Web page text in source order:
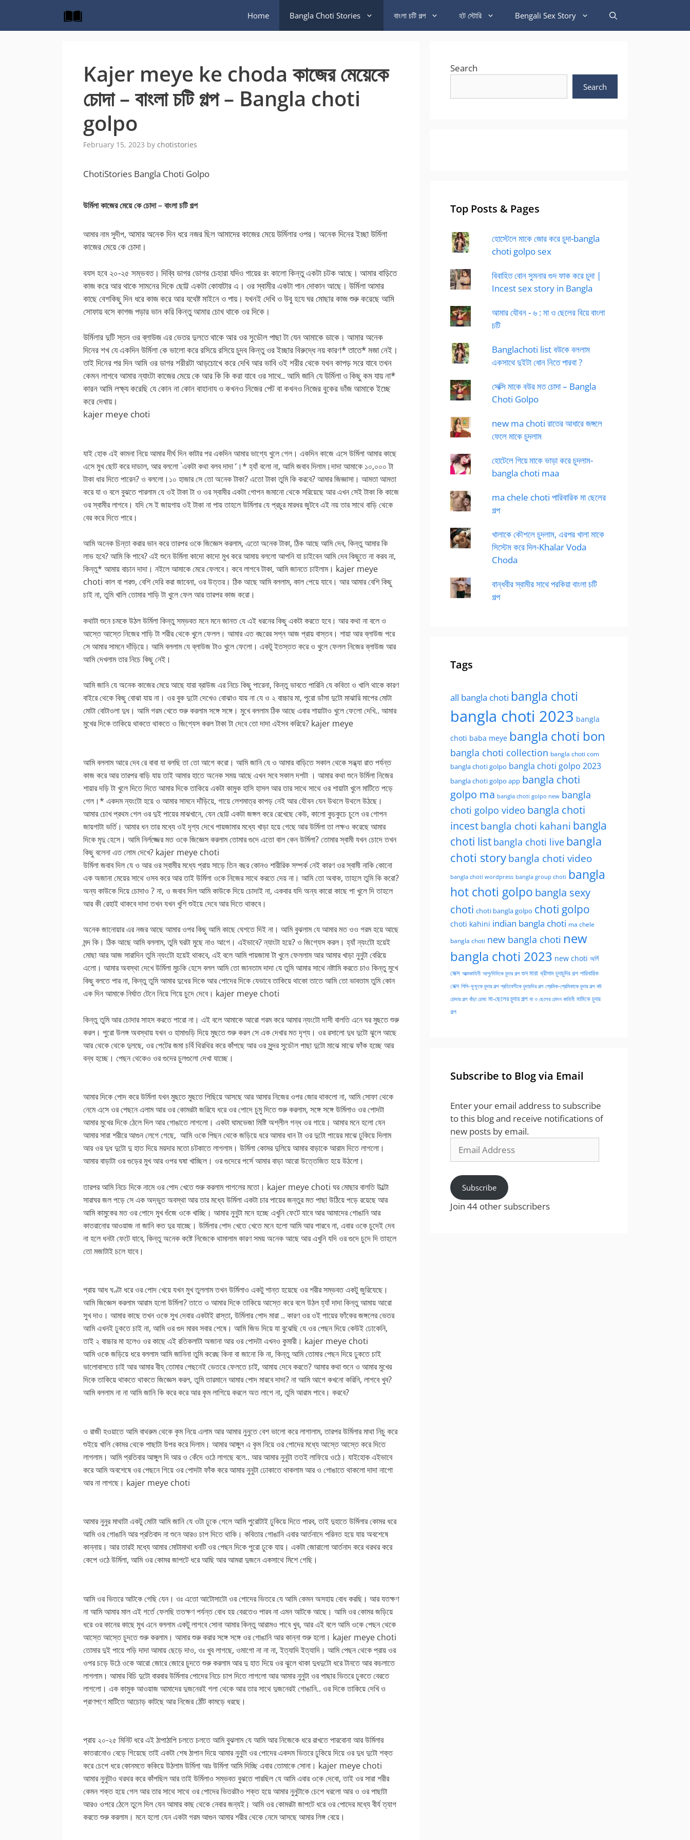
content
Home Bangla Choti Stories বাংলা চটি গল্প হট স্টোরি Bengali Sex Story
Kajer meye ke choda কাজের মেয়েকে
চোদা – বাংলা চটি গল্প – Bangla choti
golpo
February 15, 2023 by chotistories
ChotiStories Bangla Choti Golpo
উর্মিলা কাজের মেয়ে কে চোদা – বাংলা চটি গল্প
আমার নাম সুদীপ, আমার অনেক দিন ধরে নজর ছিল আমাদের কাজের মেয়ে উর্মিলার ওপর। অনেক দিনের ইচ্ছা উর্মিলা
কাজের মেয়ে কে চোদা।
বযস হবে ২০-২৫ সম্ভবত। দিব্বি ডাগর ডোগর চেহারা যদিও গায়ের রং কালো কিন্তু একটা চটক আছে। আমার বাড়িতে
কাজ করে আর থাকে সামনের দিকে ছোট্ট একটা কোযাটার এ। ওর স্বামীর একটা পান দোকান আছে। উর্মিলা আমার
কাছে বেশকিছু দিন ধরে কাজ করে আর যথেষ্ট মাইনে ও পায়। যখনই দেখি ও উবু হযে ঘর মোছার কাজ শুরু করেছে আমি
সোফায় বসে কাগজ পড়ার ভান করি কিন্তু আমার চোখ থাকে ওর দিকে।
উর্মিলার দুটি স্তন ওর ব্লাউজ এর ভেতর দুলতে থাকে আর ওর সুডৌল পাছা টা যেন আমাকে ডাকে। আমার অনেক
দিনের শখ যে একদিন উর্মিলা কে ভালো করে রসিয়ে রসিয়ে চুদব কিন্তু ওর ইচ্ছার বিরুদ্ধে নয় কারণ* তাতে* মজা নেই।
তাই দিনের পর দিন আমি ওর ডাগর শরীরটা আড়চোখে করে দেখি আর ভাবি ওই শরীর থেকে যখন কাপড় সরে যাবে তখন
কেমন লাগবে আমার ন্যাংটা কাজের মেয়ে কে আর কি কি করা যাবে ওর সাথে.. আমি জানি যে উর্মিলা ও কিছু কম যায় না*
কারন আমি লক্ষ্য করেছি যে কোন না কোন বাহানায ও কখনও নিজের পেট বা কখনও নিজের বুকের ভাঁজ আমাকে ইচ্ছে
করে দেখায়।
kajer meye choti
যাই হোক এই কামনা নিয়ে আমার দীর্ঘ দিন কাটার পর একদিন আমার ভাগ্যে খুলে গেল। একদিন কাজে এসে উর্মিলা আমার কাছে
এসে মুখ ছোট করে দাডাল, আর বললো `একটা কথা বলব দাদা ‘।* হ্যাঁ বলো না, আমি জবাব দিলাম।দাদা আমাকে ১০,০০০ টা
টাকা ধার দিতে পারেন? ও বললো।১০ হাজার সে তো অনেক টাকা? এতো টাকা তুমি কি করবে? আমার জিজ্ঞাসা। আমতা আমতা
করে যা ও বলে বুঝতে পারলাম যে ওই টাকা টা ও ওর স্বামীর একটা গোপন জমানো থেকে সরিয়েছে আর এখন সেই টাকা কি কাজে
ওর স্বামীর লাগবে। যদি সে ই জায়গায় ওই টাকা না পায় তাহলে উর্মিলার যে প্রচুর মারধর জুটবে এই নয় তার সাথে বাড়ি থেকে
বের করে দিতে পারে।
আমি অনেক চিন্তা করার ভান করে তারপর ওকে জিজ্ঞেস করলাম, এতো অনেক টাকা, ঠিক আছে আমি দেব, কিন্তু আমার কি
লাভ হবে? আমি কি পাবে? এই শুনে উর্মিলা কাদো কাদো মুখ করে আমায় বললো আপনি যা চাইবেন আমি দেব কিছুতে না করব না,
কিন্তু* আমায় বাচান দাদা। নইলে আমাকে মেরে ফেলবে। কবে লাগবে টাকা, আমি জানতে চাইলাম। kajer meye
choti কাল বা পরশু, বেশি দেরি করা জাবেনা, ওর উত্তর। ঠিক আছে আমি বললাম, কাল পেয়ে যাবে। আর আমার বেশি কিছু
চাই না, তুমি খালি তোমার শাড়ি টা খুলে ফেল আর তারপর কাজ করো।
কথাটা শুনে চমকে উঠল উর্মিলা কিন্তু সম্ভবত মনে মনে জানত যে এই ধরনের কিছু একটা করতে হবে। আর কথা না বলে ও
আস্তে আস্তে নিজের শাড়ি টা শরীর থেকে খুলে ফেলল। আমার এত বছরের সপ্ন আজ প্রায় বাস্তব। শায়া আর ব্লাউজ পরে
সে আমার সামনে দাঁড়িয়ে। আমি বললাম যে ব্লাউজ টাও খুলে ফেলো। একটু ইতস্তত করে ও খুলে ফেলল নিজের ব্লাউজ আর
আমি দেখলাম তার নিচে কিছু নেই।
আমি জানি যে অনেক কাজের মেয়ে আছে যারা ব্রাউজ এর নিচে কিছু পারেনা, কিন্তু ভাবতে পারিনি যে কবিতা ও খালি থাকে কারণ
বাইরে থেকে কিছু বোঝা যায় না। ওর বুক দুটো দেখেও বোঝাও যায় না যে ও ২ বাচ্চার মা, পুরো ডাঁসা দুটো মাঝারি মাপের মোটা
মোটা বোটাওলা দুধ। আমি গরম খেতে শুরু করলাম সঙ্গে সঙ্গে। মুখে বললাম ঠিক আছে এবার শায়াটাও খুলে ফেলো দেখি.. আমার
মুখের দিকে তাকিয়ে থাকতে থাকতে ও জিগ্যেস করল টাকা টা দেবে তো দাদা এইসব করিয়ে? kajer meye
আমি বললাম আরে দেব রে বাবা যা বলছি তা তো আগে করো। আমি জানি যে ও আমার বাড়িতে সকাল থেকে সন্ধ্যা রাত পর্যন্ত
কাজ করে আর তারপর বাড়ি যায় তাই আমার হাতে অনেক সময় আছে এখন সবে সকাল দশটা । আমার কথা শুনে উর্মিলা নিজের
শায়ার দড়ি টা খুলে দিতে দিতে আমার দিকে তাকিয়ে একটা কামুক হাসি হাসল আর তার সাথে সাথে ওর শায়াটা খুলে মাটিতে পড়ে
গেল।* একদম ন্যংটো হয়ে ও আমার সামনে দাঁড়িয়ে, গায়ে লেশমাত্র কাপড় নেই আর যৌবন যেন উথলে উথলে উঠছে।
আমার চোখ প্রথম গেল ওর দুই পায়ের মাঝখানে, যেন ছোট্ট একটা জঙ্গল করে রেখেছে কেউ, কালো কুচকুচে চুলে ওর গোপন
জায়গাটা ভর্তি। আমার ধন তার মধ্যে ওই দৃশ্য দেখে পায়জামার মধ্যে খাড়া হয়ে গেছে আর উর্মিলা তা লক্ষও করেছে আমার
দিকে মৃদু হেসে। আমি নির্লজ্জের মত ওকে জিজ্ঞেস করলাম তোমার গুদে এতো বাল কেন উর্মিলা? তোমার স্বামী যখন চোদে তখন
কিছু বলেনা এত লোম দেখে? kajer meye choti
উর্মিলা জবাব দিল যে ও আর ওর স্বামীর মধ্যে প্রায় সাড়ে তিন বছর কোনও শারীরিক সম্পর্ক নেই কারণ ওর স্বামী নাকি কোনো
এক অজানা মেয়ের সাথে ওসব করে আর তাই উর্মিলা ওকে নিজের সাথে করতে দেয় না। আমি তো অবাক, তাহলে তুমি কি করো?
অন্য কাউকে দিয়ে চোদাও ? না, ও জবাব দিল আমি কাউকে দিয়ে চোদাই না, একবার যদি অন্য কারো কাছে পা খুলে দি তাহলে
আর কী রেহাই থাকবে দাদা তখন যখন খুশি শুইয়ে দেবে আর দিতে থাকবে।
অনেক জানোয়ার এর নজর আছে আমার ওপর কিছু আমি কাছে ঘেশতে দিই না। আমি বুঝলাম যে আমার মত ওও গরম হয়ে আছে
মন্দ কি। ঠিক আছে আমি বললাম, তুমি ঘরটা মুছে নাও আগে। এইভাবে? ন্যাংটা হয়ে? ও জিগ্যেস করল। হ্যাঁ ন্যংটো হয়েই
মোছা আর আজ সারাদিন তুমি ন্যংটো হয়েই থাকবে, এই বলে আমি পায়জামা টা খুলে ফেললাম আর আমার খাড়া নুনুটা বেরিয়ে
এলো। আমার অবস্থা দেখে উর্মিলা মুচকি হেসে বলল আমি তো জানতাম দাদা যে তুমি আমার সাথে নষ্টামি করতে চাও কিন্তু মুখে
কিছু বলতে পার না, কিন্তু তুমি আমার দুধের দিকে আর পোদের দিকে যেভাবে তাকিয়ে থাকো তাতে আমি তো ভাবতাম তুমি কোন
এক দিন আমাকে নির্ঘাত টেনে নিয়ে গিয়ে চুদে দেবে। kajer meye choti
কিন্তু তুমি আর চোদার সাহস করতে পারো না। এই বলে আমাকে আরো গরম করে আমার ন্যংটো দাসী বালতি এনে ঘর মুছতে শুরু
করল। পুরো উলঙ্গ অবস্থায় যখন ও হামাগুড়ি দিয়ে মুছতে শুরু করল সে এক দেখার মত দৃশ্য। ওর রসালো দুধ দুটো ঝুলে আছে
আর থেকে থেকে দুলছে, ওর পেটের জমা চর্বি থিরথির করে কাঁপছে আর ওর সুন্দর সুডৌল পাছা দুটো মাঝে মাঝে ফাঁক হচ্ছে আর
বন্ধ হচ্ছে। পেছন থেকেও ওর গুদের চুলগুলো দেখা যাচ্ছে।
আমার দিকে পোদ করে উর্মিলা যখন মুছতে মুছতে পিছিয়ে আসছে আর আমার নিজের ওপর জোর থাকলো না, আমি সোফা থেকে
নেমে এসে ওর পেছনে এলাম আর ওর কোমরটা জরিযে ধরে ওর পোদে চুমু দিতে শুরু করলাম, সঙ্গে সঙ্গে উর্মিলাও ওর পোদটা
আমার মুখের দিকে ঠেলে দিল আর গোঙাতে লাগলো। একটা ঘামভেজা মিষ্টি অশ্লীল গন্ধ ওর গায়ে। আমার মনে হলো যেন
আমার সারা শরীরে আগুন লেগে গেছে, আমি ওকে পিছন থেকে জড়িয়ে ধরে আমার ধান টা ওর দুটো পায়ের মাঝে ঢুকিয়ে দিলাম
আর ওর দুধ দুটো দু হাত দিয়ে ময়দার মতো চটকাতে লাগলাম। উর্মিলা কোমর দুলিয়ে আমার বাড়াকে আরাম দিতে লাগলো।
আমার বাড়াটা ওর গুড়ের মুখ আর ওপর ঘষা খাচ্ছিল। ওর গুদেরে পর্সে আমার বাড়া আরো উত্তেজিত হয়ে উঠলো।
তারপর আমি নিচে দিকে নামে ওর পোদ খেতে শুরু করলাম পাগলের মতো। kajer meye choti ঘর মোছার বালতি উল্টো
সারাঘর জল পড়ে সে এক অদ্ভুত অবস্থা আর তার মধ্যে উর্মিলা একটা চার পায়ের জন্তুর মত পাছা উঠিয়ে পড়ে রয়েছে আর
আমি কামুকের মত ওর পোদে মুখ গুঁজে ওকে খাচ্ছি। আমার নুনুটা মনে হচ্ছে এখুনি ফেটে যাবে আর আমাদের গোঙানি আর
কাতরানোর আওয়াজ না জানি কত দুর যাচ্ছে। উর্মিলার পোদ খেতে খেতে মনে হলো আমি আর পারবে না, এবার ওকে চুদেই দেব
না হলে ধনটা ফেটে যাবে, কিন্তু অনেক কষ্টে নিজেকে থামালাম কারণ সময় অনেক আছে আর এখুনি যদি ওর গুদে চুদে দি তাহলে
তো মজাটাই চলে যাবে।
প্রায় আধ ঘণ্টা ধরে ওর পোদ খেয়ে যখন মুখ তুললাম তখন উর্মিলাও একটু শান্ত হয়েছে ওর শরীর সম্ভবত একটু জুরিযেছে।
আমি জিজ্ঞেস করলাম আরাম হলো উর্মিলা? তাতে ও আমার দিকে তাকিয়ে আস্তে করে বলে উঠল হ্যাঁ দাদা কিন্তু আমায় আরো
সুখ দাও। আমার কাছে তখন ওকে সুখ দেবার একটাই রাস্তা, উর্মিলার পোদ মারা .. কারণ ওর ওই পায়ের ফাঁকের জঙ্গলের ভেতর
আমি এখনই ঢুকতে চাই না, আমি ওর গুদ মারব সবার শেষে। আমি জিভ দিয়ে যা বুঝেছি যে ওর পেছন দিয়ে কেউই ঢোকেনি,
তাই ২ বাচ্চার মা হলেও ওর কাছে এই রতিকলাটা অজানা আর ওর পোদটা এখনও কুমারী। kajer meye choti
আমি ওকে জড়িয়ে ধরে বললাম আমি জানিনা তুমি করেছ কিনা বা জানো কি না, কিন্তু আমি তোমার পেছন দিয়ে ঢুকতে চাই
ভালোবাসতে চাই আর আমার বীয্ তোমার পেছনেই ভেতরে ফেলতে চাই, আমায় দেবে করতে? আমার কথা শুনে ও আমার মুখের
দিকে তাকিয়ে থাকতে থাকতে জিজ্ঞেস করল, তুমি তারমানে আমার পোদ মারবে দাদা? না আমি আগে কখনো করিনি, লাগবে খুব?
আমি বললাম না না আমি জানি কি করে করে আর কৃম লাগিয়ে করলে অত লাগে না, তুমি আরাম পাবে। করবে?
ও রাজী হওয়াতে আমি বাথরুম থেকে কৃম নিয়ে এলাম আর আমার নুনুতে বেশ ভালো করে লাগালাম, তারপর উর্মিলার মাথা নিচু করে
শুইয়ে খালি কোমর থেকে পাছাটা উপর করে দিলাম। আমার আঙ্গুল এ কৃম নিয়ে ওর পোদের মধ্যে আস্তে আস্তে করে দিতে
লাগলাম। আমি প্রতিবার আঙ্গুল দি আর ও কেঁদে ওঠে লাগছে বলে.. আর আমার নুনুটা ততই লাফিয়ে ওঠে। যাইহোক এইভাবে
করে আমি অবশেষে ওর পেছনে গিয়ে ওর পোদটা ফাঁক করে আমার নুনুটা ঢোকাতে থাকলাম আর ও গোঙাতে থাকলো দাদা নাগো
আর না লাগছে। kajer meye choti
আমার নুনুর মাথাটা একটু মোটা আমি জানি যে ওটা ঢুকে গেলে আমি পুরোটাই ঢুকিয়ে দিতে পারব, তাই দুহাতে উর্মিলার কোমর ধরে
আমি ওর গোঙানি আর প্রতিবাদ না শুনে আরও চাপ দিতে থাকি। কবিতার গোঙানি এবার আর্তনাদে পরিনত হয়ে যায় অবশেষে
কান্নায়। আর তারই মধ্যে আমার মোটামাথা ধনটি ওর পেছন দিকে পুরো ঢুকে যায়। একটা জোরালো আর্তনাদ করে থরথর করে
কেপে ওঠে উর্মিলা, আমি ওর কোমর জাপটে ধরে আছি আর আমরা দুজনে একসাথে মিশে গেছি।
আমি ওর ভিতরে আটকে গেছি যেন। ওঃ এতো আটোসাটো ওর পোদের ভিতরে যে আমি কেমন অসহায় বোধ করছি। আর যতক্ষণ
না আমি আমার মাল এই গর্তে ফেলছি ততক্ষণ পর্যন্ত বোধ হয় বেরতেও পারব না এমন আটকে আছে। আমি ওর কোমর জড়িয়ে
ধরে ওর কানের কাছে মুখ এনে বললাম একটু লাগবে সোনা আমার কিন্তু আরামও পাবে খুব, আর এই বলে আমি ওকে পেছন থেকে
আস্তে আস্তে চুদতে শুরু করলাম। আমার শুরু করার সঙ্গে সঙ্গে ওর গোঙানি আর কান্না শুরু হলো। kajer meye choti
তোমার দুই পায়ে পড়ি দাদা আমায় ছেড়ে দাও, ওঃ খুব লাগছে, ওমাগো না না না, ইত্যাদি ইত্যাদি। আমি পেছন থেকে প্রায় ওর
ওপর চড়ে উঠে ওকে আরো জোরে জোরে চুদতে শুরু করলাম আর দু হাত দিয়ে ওর ঝুলে থাকা দুধদুটো ধরে টানতে আর কচলাতে
লাগলাম। আমার বিচি দুটো বারবার উর্মিলার পোদের নিচে চাপ দিতে লাগলো আর আমার নুনুটা ওর পাছার ভিতরে ঢুকতে বেরতে
লাগলো। এক কামুক আওয়াজ আমাদের দুজনেরই গলা থেকে আর তার সাথে দুজনেরই গোঙানি.. ওর দিকে তাকিয়ে দেখি ও
প্রাণপণে মাটিতে আচোড় কাটছে আর নিজের ঠোঁট কামড়ে ধরছে।
প্রায় ২০-২৫ মিনিট ধরে এই ঠাপাঠাপি চলতে চলতে আমি বুঝলাম যে আমি আর নিজেকে ধরে রাখতে পারবোনা আর উর্মিলার
কাতরানোও বেড়ে গিয়েছে তাই একটা শেষ ঠাপান দিয়ে আমার নুনুটা ওর পোদের একদম ভিতরে ঢুকিয়ে দিয়ে ওর দুধ দুটো শক্ত
করে চেপে ধরে কোনমতে ককিয়ে উঠলাম উর্মিলা আঃ উর্মিলা আমি দিচ্ছি এবার তোমাকে সোনা। kajer meye choti
আমার নুনুটাও থরথর করে কাঁপছিল আর তাই উর্মিলাও সম্ভবত বুঝতে পারছিল যে আমি এবার ওকে দেবো, তাই ওর সারা শরীর
কেমন শক্ত হয়ে গেল আর তার সাথে সাথে ওর পোদের ভিতরটাও শক্ত হয়ে আমার নুনুটাকে চেপে ধরলো আর ও ওর পাছাটা
আরও ওপরে ঠেলে তুলে দিল যেন আমার কাছ থেকে নেবার জন্যই। আমি ওর কোমরটা জাপটে ধরে ওর পোদের মধ্যে বীর্য ত্যাগ
করতে শুরু করলাম। মনে হলো যেন একটা গরম আগুন আমার শরীর থেকে নেমে আসছে আমার লিঙ্গ বেয়ে।
Search
Search
Top Posts & Pages
হোস্টেলে মাকে জোর করে চুদা-bangla
choti golpo sex
বিবাহিত বোন সুমনার গুদ ফাক করে চুদা |
Incest sex story in Bangla
আমার যৌবন - ৬ : মা ও ছেলের বিয়ে বাংলা
চটি
Banglachoti list বউকে বললাম
একসাথে দুইটা ধোন নিতে পারবা ?
সেক্সি মাকে বউর মত চোদা – Bangla
Choti Golpo
new ma choti রাতের আধারে জঙ্গলে
ফেলে মাকে চুদলাম
হোটেলে গিয়ে মাকে ভাড়া করে চুদলাম-
bangla choti maa
ma chele choti পারিবারিক মা ছেলের
গল্প
খালাকে কৌশলে চুদলাম, এরপর খালা মাকে
সিস্টেম করে দিল-Khalar Voda
Choda
বান্ধবীর স্বামীর সাথে পরকিয়া বাংলা চটি
গল্প
Tags
all bangla choti bangla choti
bangla choti 2023 bangla
choti baba meye bangla choti bon
bangla choti collection bangla choti com
bangla choti golpo bangla choti golpo 2023
bangla choti golpo app bangla choti
golpo ma bangla choti golpo new bangla
choti golpo video bangla choti
incestbangla choti kahani bangla
choti list bangla choti live bangla
choti storybangla choti video
bangla choti wordpress bangla group choti bangla
hot choti golpo bangla sexy
choti choti bangla golpo choti golpo
choti kahini indian bangla choti ma chele
bangla choti new bangla choti new
bangla choti 2023 new choti অর্গি
সেক্স আত্মকাহিনী আপু/দিদিকে চুদার গল্প গুদ মারা থ্রীসাম চুদাচুদির গল্প পারিবারিক
সেক্স পিসি-ফুফুকে চুদার গল্প প্রতিবেশীকে চুদাচদির গল্প প্রেমিক-প্রেমিকাকে চুদার গল্প বউ
চোদার গল্প বাঁড়া চোষা মা-ছেলের চুদার গল্প মা ও ছেলের চোদন কাহিনী মামিকে চুদার
গল্প
Subscribe to Blog via Email
Enter your email address to subscribe
to this blog and receive notifications of
new posts by email.
Address
Subscribe
Join 44 other subscribers